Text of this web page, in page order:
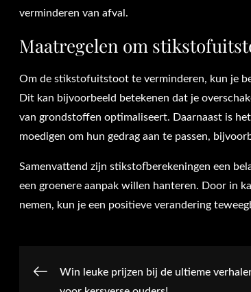
verminderen van afval.
Maatregelen om
Om de stikstofuitstoot te verminderen, kun je
Dit kan bijvoorbeeld betekenen dat je
van grondstoffen optimaliseert. Daarnaast is
moedigen om hun gedrag aan te passen,
Samenvattend zijn stikstofberekeningen een
een groenere aanpak willen hanteren. Door in
nemen, kun je een positieve verandering
PostWin leuke prijzen bij de ultieme